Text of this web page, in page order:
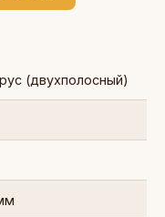
(двухполосный)